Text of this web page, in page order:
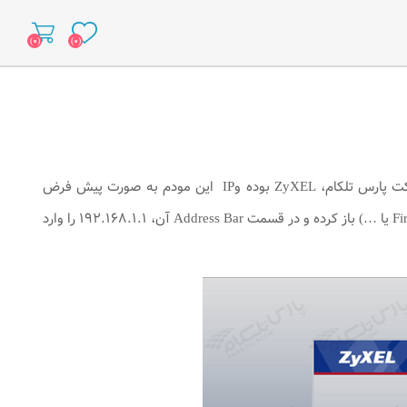
(۰) (۰)
برای انجام این کار ابتدا می بایست صفحه کنسول مودم را باز کنید. مودم تحت ساپورت در شرکت پارس تلکام، ZyXEL بوده وIP ‌ این مودم به صورت پیش فرض
۱۹۲.۱۶۸.۱.۱ است. برای وارد شدن به کنسول مودم یک صفحه مرورگر (Internet Explorer یا Firefox یا …) باز کرده و در قسمت Address Bar آن، ۱۹۲.۱۶۸.۱.۱ را وارد